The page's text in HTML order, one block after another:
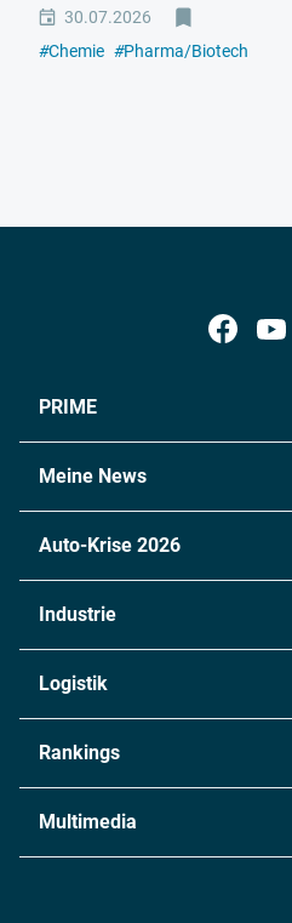
30.07.2026
#Chemie #Pharma/Biotech
PRIME
Meine News
Auto-Krise 2026
Industrie
Chemie
Metall
Energie
Logistik
Rankings
Multimedia